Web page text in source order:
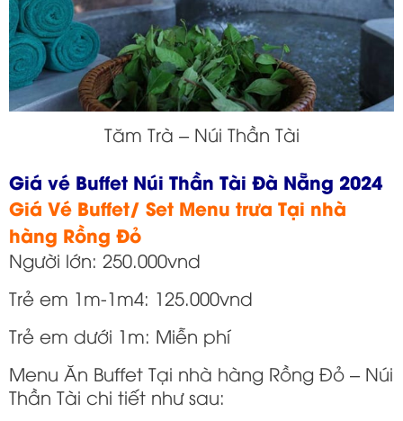
Tăm Trà – Núi Thần Tài
Giá vé Buffet Núi Thần Tài Đà Nẵng 2024
Giá Vé Buffet/ Set Menu trưa Tại nhà
hàng Rồng Đỏ
Người lớn: 250.000vnd
Trẻ em 1m-1m4: 125.000vnd
Trẻ em dưới 1m: Miễn phí
Menu Ăn Buffet Tại nhà hàng Rồng Đỏ – Núi
Thần Tài chi tiết như sau: